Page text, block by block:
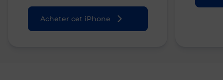
Acheter cet iPhone